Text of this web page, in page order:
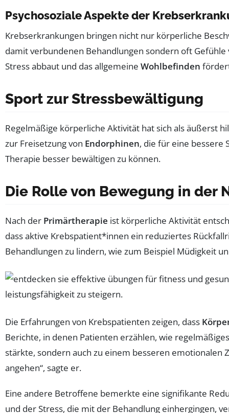
Psychosoziale Aspekte der
Krebserkrankungen bringen nicht nur körperliche
damit verbundenen Behandlungen sondern oft Gefühle
Stress abbaut und das allgemeine Wohlbefinden
Sport zur Stressbewältigung
Regelmäßige körperliche Aktivität hat sich als äußerst
zur Freisetzung von Endorphinen, die für eine bessere
Therapie besser bewältigen zu können.
Die Rolle von Bewegung in der
Nach der Primärtherapie ist körperliche Aktivität
dass aktive Krebspatient*innen ein reduziertes
Behandlungen zu lindern, wie zum Beispiel Müdigkeit
Die Erfahrungen von Krebspatienten zeigen, dass
Berichte, in denen Patienten erzählen, wie
stärkte, sondern auch zu einem besseren emotionalen
angehen“, sagte er.
Eine andere Betroffene bemerkte eine signifikante
und der Stress, die mit der Behandlung einhergingen,